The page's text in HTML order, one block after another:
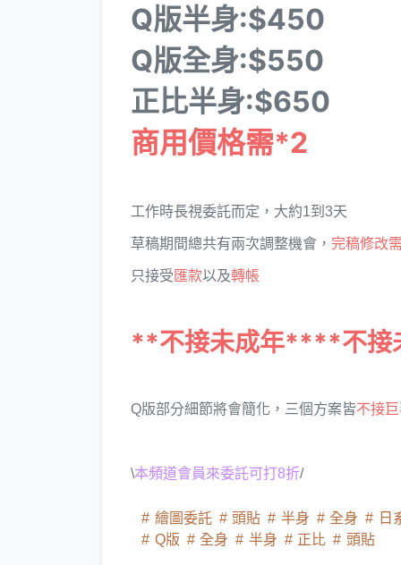
Q版半身:$450
Q版全身:$550
正比半身:$650
商用價格需*2
工作時長視委託而定，大約1到3天
草稿期間總共有兩次調整機會， 完稿修改
只接受 匯款以及轉帳
**不接未成年****不
Q版部分細節將會簡化，三個方案皆不接
\本頻道會員來委託可打8折/
繪圖委託 頭貼 半身 全身
日
Q版
全身 半身 正比 頭貼